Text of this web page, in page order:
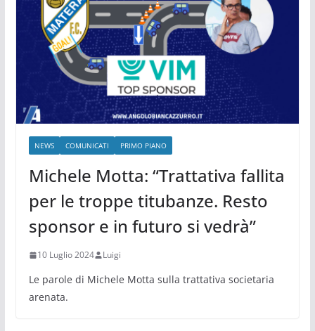
NEWS COMUNICATI PRIMO PIANO
Michele Motta: “Trattativa fallita
per le troppe titubanze. Resto
sponsor e in futuro si vedrà”
10 Luglio 2024 Luigi
Le parole di Michele Motta sulla trattativa societaria
arenata.